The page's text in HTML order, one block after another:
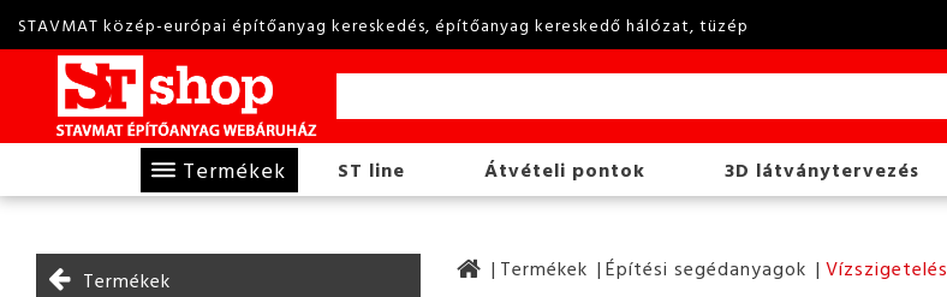
STAVMAT közép-európai építőanyag kereskedés, építőanyag kereskedő hálózat, tüzép
Termékek ST line Átvételi pontok 3D látványtervezés
Termékek Termékek Építési segédanyagok Vízszigetelés